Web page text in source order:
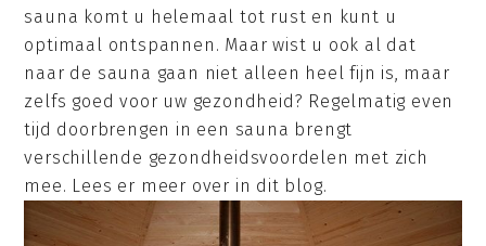
sauna komt u helemaal tot rust en kunt u
optimaal ontspannen. Maar wist u ook al dat
naar de sauna gaan niet alleen heel fijn is, maar
zelfs goed voor uw gezondheid? Regelmatig even
tijd doorbrengen in een sauna brengt
verschillende gezondheidsvoordelen met zich
mee. Lees er meer over in dit blog.